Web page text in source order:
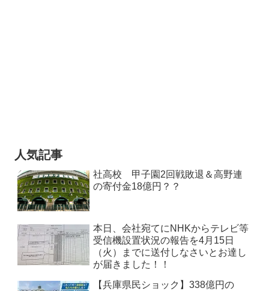
人気記事
社高校 甲子園2回戦敗退＆高野連
の寄付金18億円？？
本日、会社宛てにNHKからテレビ等
受信機設置状況の報告を4月15日
（火）までに送付しなさいとお達し
が届きました！！
【兵庫県民ショック】338億円の